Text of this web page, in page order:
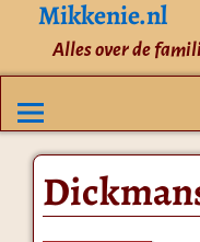
Mikkenie.nl
Alles over de